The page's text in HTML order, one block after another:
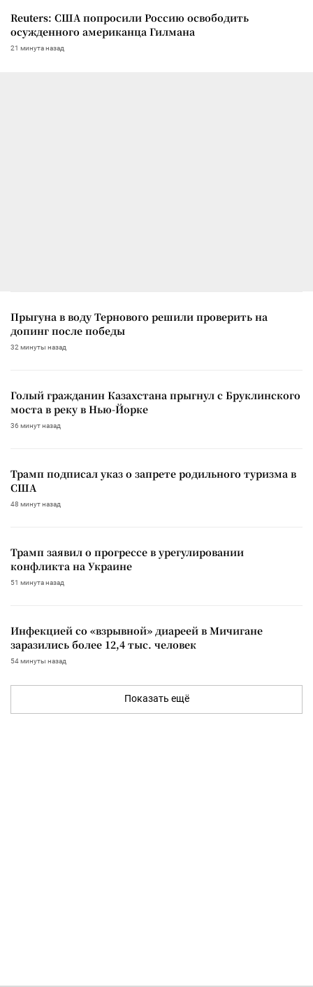
Reuters: США попросили Россию освободить
осужденного американца Гилмана
21 минута назад
Прыгуна в воду Тернового решили проверить на
допинг после победы
32 минуты назад
Голый гражданин Казахстана прыгнул с Бруклинского
моста в реку в Нью-Йорке
36 минут назад
Трамп подписал указ о запрете родильного туризма в
США
48 минут назад
Трамп заявил о прогрессе в урегулировании
конфликта на Украине
51 минута назад
Инфекцией со «взрывной» диареей в Мичигане
заразились более 12,4 тыс. человек
54 минуты назад
Показать ещё